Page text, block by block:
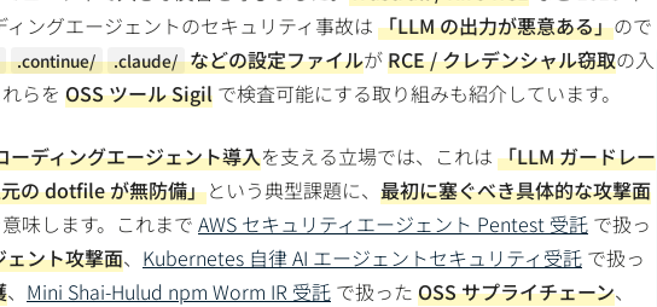
ィングエージェントのセキュリティ事故は 「LLM の出力が悪意ある」ので
.continue/ .claude/ などの設定ファイルがRCE / クレデンシャル窃取の入
らを OSS ツール Sigil で検査可能にする取り組みも紹介しています。
ーディングエージェント導入を支える立場では、これは 「LLM ガードレー
の dotfile が無防備」という典型課題に、 最初に塞ぐべき具体的な攻撃面
味します。これまで AWS セキュリティエージェント Pentest 受託 で扱っ
ント攻撃面、 Kubernetes 自律 AI エージェントセキュリティ受託 で扱っ
、 Mini Shai-Hulud npm Worm IR 受託 で扱った OSS サプライチェーン、